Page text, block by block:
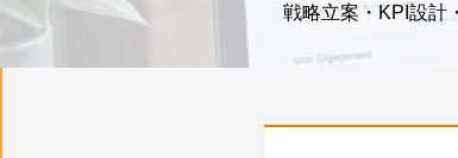
戦略立案・KPI設計